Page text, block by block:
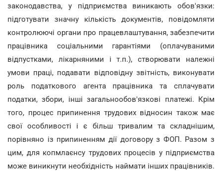
законодавства, у підприємства виникають обов'язки:
підготувати значну кількість документів, повідомляти
контролюючі органи про працевлаштування, забезпечити
працівника соціальними гарантіями (оплачуваними
відпустками, лікарняними і т.п.), створювати належні
умови праці, подавати відповідну звітність, виконувати
роль податкового агента працівника та сплачувати
податки, збори, інші загальнообов'язкові платежі. Крім
того, процес припинення трудових відносин також має
свої особливості і є більш тривалим та складнішим,
порівняно із припиненням дії договору з ФОП. Разом з
цим, для копмлаєнсу трудових процесів у підприємства
може виникнути необхідність наймати інших працівників.